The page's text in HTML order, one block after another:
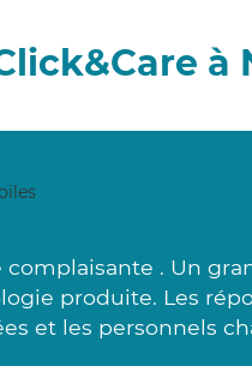
à
. Un
produite. Les
et les personnels